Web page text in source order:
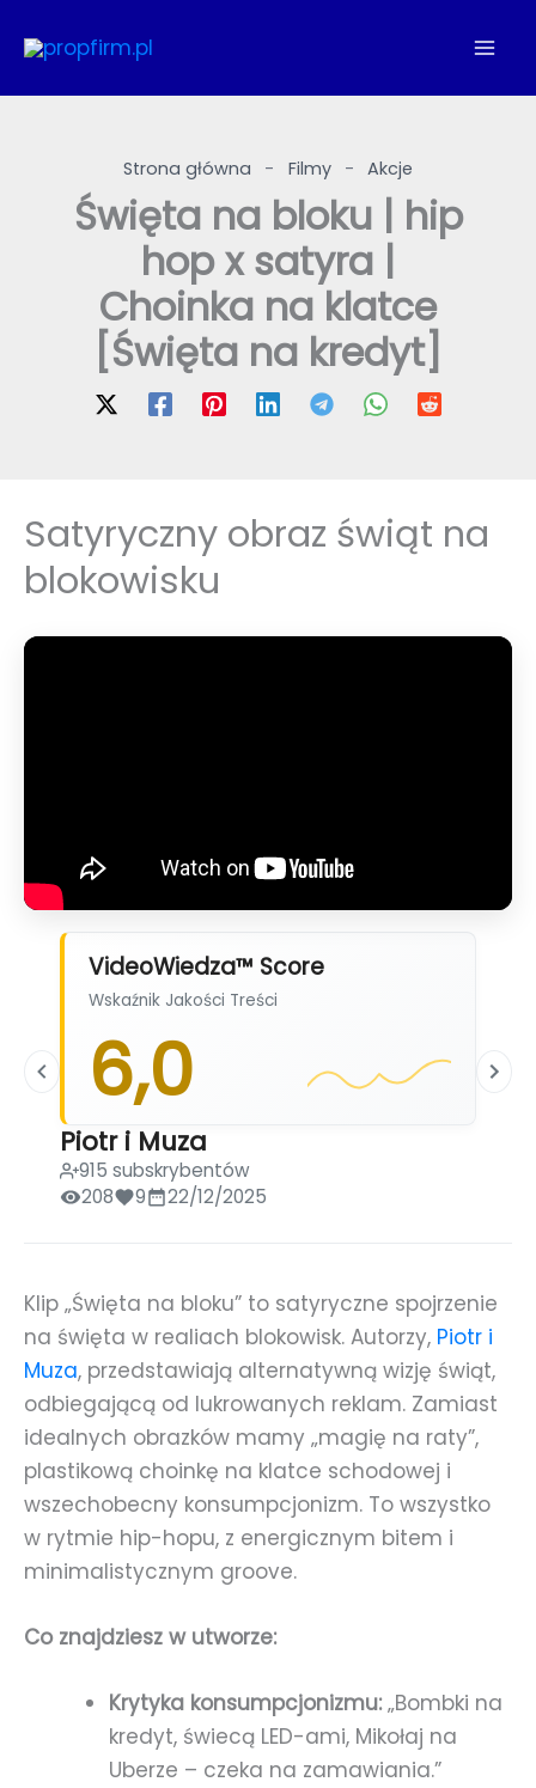
do
Strona główna - Filmy - Akcje
Święta na bloku | hip
hop x satyra |
Choinka na klatce
[Święta na kredyt]
Satyryczny obraz świąt na
blokowisku
VideoWiedza™ Score
Wskaźnik Jakości Treści
6,0
Piotr i Muza
915 subskrybentów
208
9 22/12/2025
Klip „Święta na bloku” to satyryczne spojrzenie
na święta w realiach blokowisk. Autorzy, Piotr i
Muza, przedstawiają alternatywną wizję świąt,
odbiegającą od lukrowanych reklam. Zamiast
idealnych obrazków mamy „magię na raty”,
plastikową choinkę na klatce schodowej i
wszechobecny konsumpcjonizm. To wszystko
w rytmie hip-hopu, z energicznym bitem i
minimalistycznym groove.
Co znajdziesz w utworze:
Krytyka konsumpcjonizmu:„Bombki na
kredyt, świecą LED-ami, Mikołaj na
Uberze – czeka na zamawiania.”